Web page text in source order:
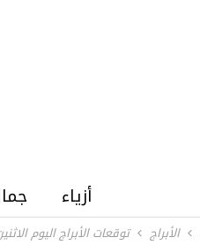
أزياء
الأبراج توقعات الأبراج اليوم الاثنين 1 يونيو